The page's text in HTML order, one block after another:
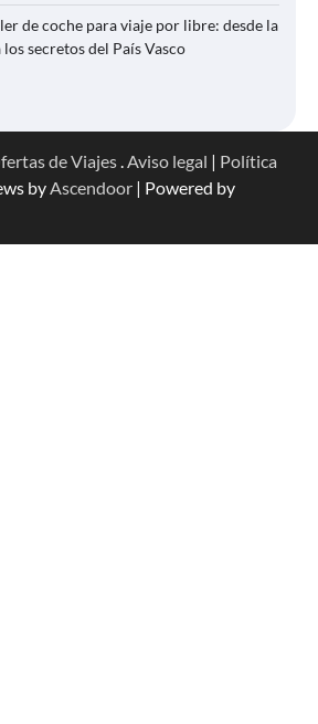
de coche para viaje por libre: desde la
secretos del País Vasco
de Viajes.Aviso legal | Política
byAscendoor | Powered by